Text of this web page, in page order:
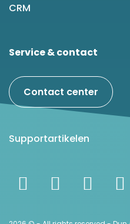
CRM
Service & contact
Contact center
Supportartikelen